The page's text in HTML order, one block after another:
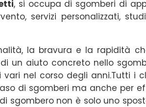
, si occupa di sgomberi di
servizi personalizzati,
la bravura e la rapidità
un aiuto concreto nello
nel corso degli anni.Tutti i
di sgomberi ma anche per
sgombero non è solo uno